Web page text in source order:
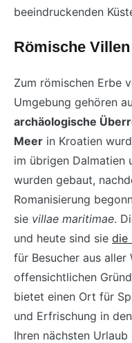
beeindruckenden
Römische
Zum römischen Erbe
Umgebung gehören
archäologische
Meer in Kroatien
im übrigen Dalmatien
wurden gebaut,
Romanisierung
sie villae maritimae.
und heute sind sie die
für Besucher aus aller
offensichtlichen
bietet einen Ort für
und Erfrischung in
Ihren nächsten